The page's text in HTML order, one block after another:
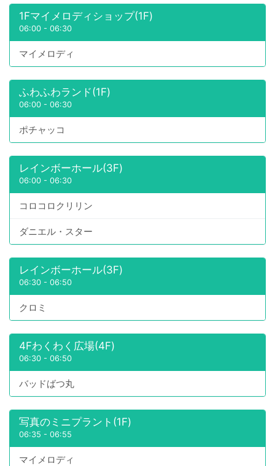
1Fマイメロディショップ(1F)
06:00 - 06:30
マイメロディ
ふわふわランド(1F)
06:00 - 06:30
ポチャッコ
レインボーホール(3F)
06:00 - 06:30
コロコロクリリン
ダニエル・スター
レインボーホール(3F)
06:30 - 06:50
クロミ
4Fわくわく広場(4F)
06:30 - 06:50
バッドばつ丸
写真のミニプラント(1F)
06:35 - 06:55
マイメロディ